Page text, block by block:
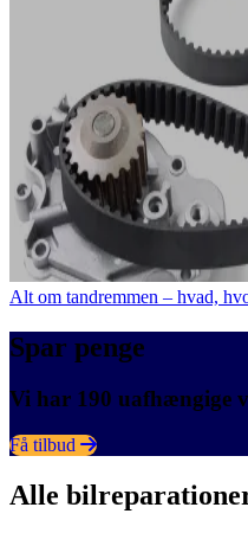
Alt om tandremmen – hvad,
Spar penge
Vi har 190 uafhængige
Få tilbud
Alle